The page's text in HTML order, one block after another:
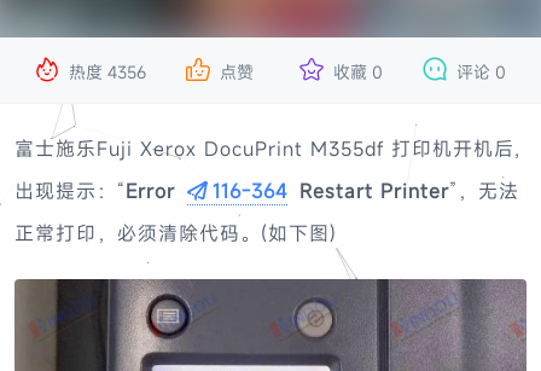
 热度 4356  点赞  收藏 0  评论 0
富士施乐Fuji Xerox DocuPrint M355df 打印机开机后,
出现提示：“Error 116-364 Restart Printer”，无法
正常打印，必须清除代码。(如下图)